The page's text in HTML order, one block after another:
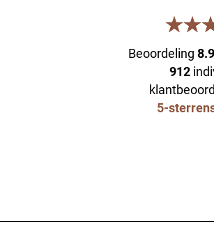
Beoordeling 8.9
912
5-